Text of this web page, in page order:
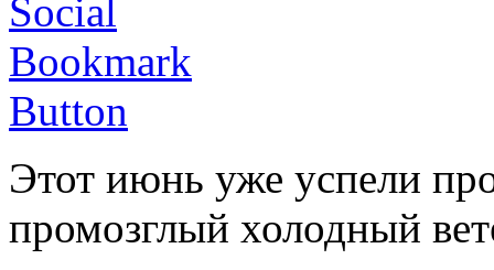
Этот июнь уже успели
промозглый холодный